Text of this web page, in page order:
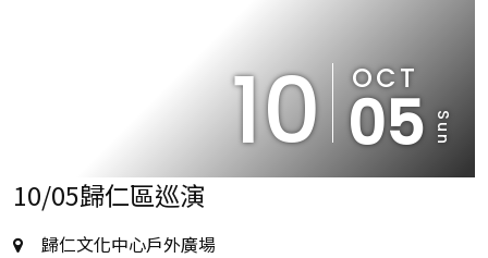
10 OCT
05 Sun
10/05歸仁區巡演
地
歸仁文化中心戶外廣場